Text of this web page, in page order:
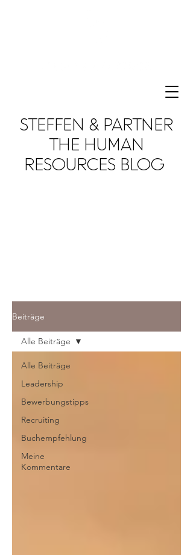
STEFFEN & PARTNER
THE HUMAN
RESOURCES BLOG
Beiträge
Alle Beiträge
Leadership
Bewerbungstipps
Recruiting
Buchempfehlung
Meine
Kommentare
Alle Beiträge